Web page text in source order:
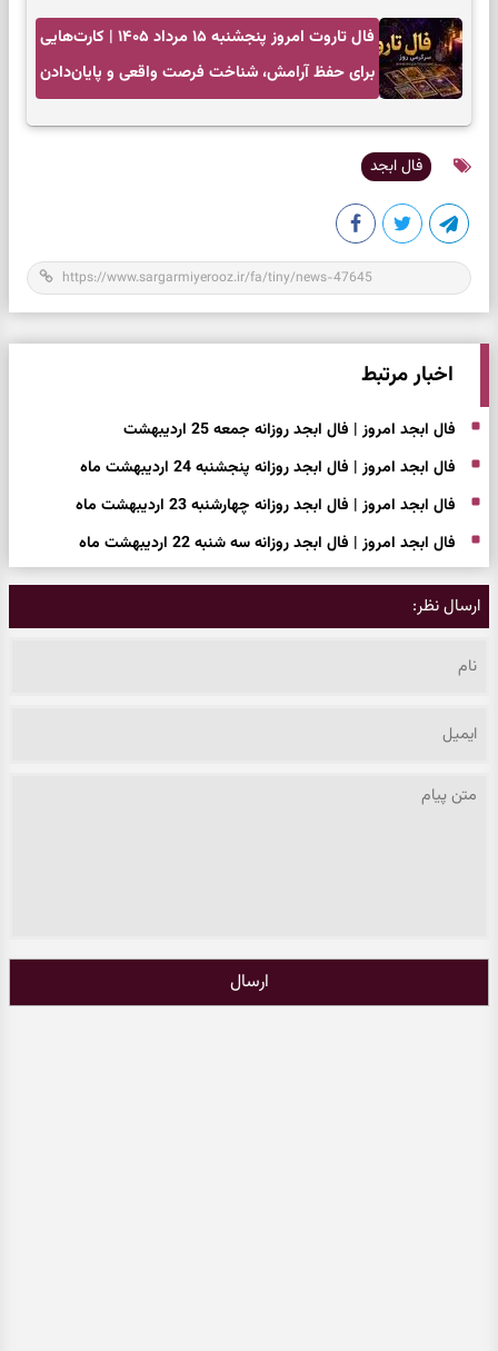
فال تاروت امروز پنجشنبه ۱۵ مرداد ۱۴۰۵ | کارت‌هایی
برای حفظ آرامش، شناخت فرصت واقعی و پایان‌دادن
فال ابجد
اخبار مرتبط
فال ابجد امروز | فال ابجد روزانه جمعه 25 اردیبهشت
فال ابجد امروز | فال ابجد روزانه پنجشنبه 24 اردیبهشت ماه
فال ابجد امروز | فال ابجد روزانه چهارشنبه 23 اردیبهشت ماه
فال ابجد امروز | فال ابجد روزانه سه شنبه 22 اردیبهشت ماه
ارسال نظر:
ارسال